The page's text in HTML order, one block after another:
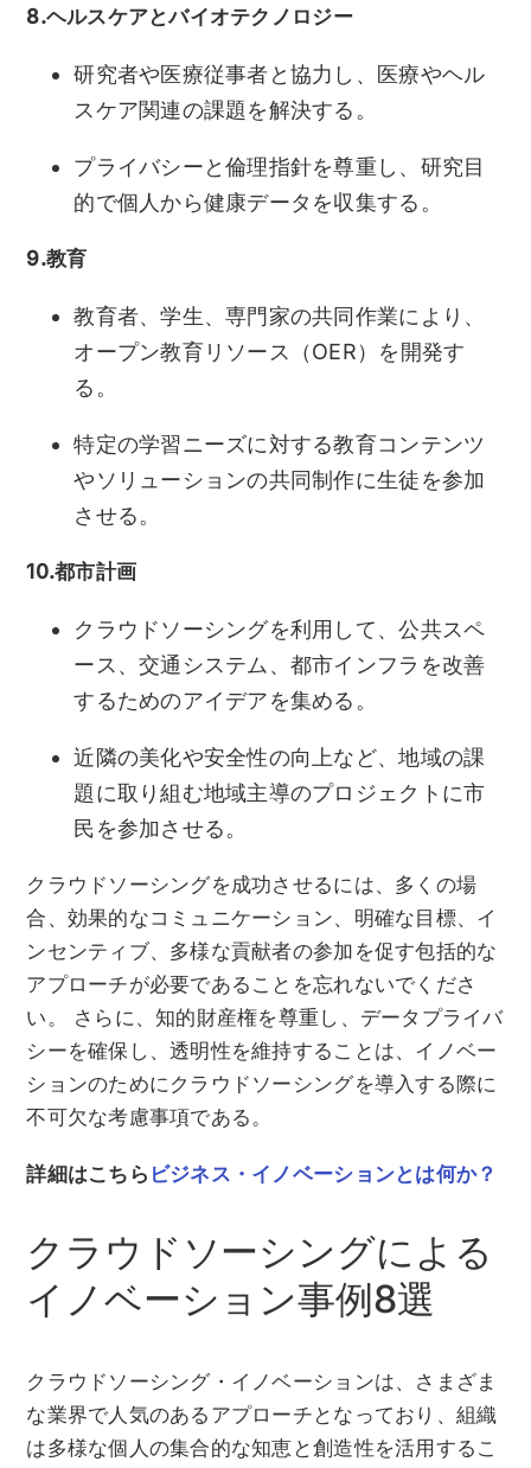
8.ヘルスケアとバイオテクノロジー
研究者や医療従事者と協力し、医療やヘル
スケア関連の課題を解決する。
プライバシーと倫理指針を尊重し、研究目
的で個人から健康データを収集する。
9.教育
教育者、学生、専門家の共同作業により、
オープン教育リソース（OER）を開発す
る。
特定の学習ニーズに対する教育コンテンツ
やソリューションの共同制作に生徒を参加
させる。
10.都市計画
クラウドソーシングを利用して、公共スペ
ース、交通システム、都市インフラを改善
するためのアイデアを集める。
近隣の美化や安全性の向上など、地域の課
題に取り組む地域主導のプロジェクトに市
民を参加させる。
クラウドソーシングを成功させるには、多くの場
合、効果的なコミュニケーション、明確な目標、イ
ンセンティブ、多様な貢献者の参加を促す包括的な
アプローチが必要であることを忘れないでくださ
い。 さらに、知的財産権を尊重し、データプライバ
シーを確保し、透明性を維持することは、イノベー
ションのためにクラウドソーシングを導入する際に
不可欠な考慮事項である。
詳細はこちら ビジネス・イノベーションとは何か？
クラウドソーシングによる
イノベーション事例8選
クラウドソーシング・イノベーションは、さまざま
な業界で人気のあるアプローチとなっており、組織
は多様な個人の集合的な知恵と創造性を活用するこ